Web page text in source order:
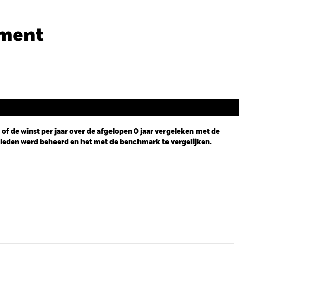
de winst per jaar over de afgelopen 0 jaar vergeleken met de
werd beheerd en het met de benchmark te vergelijken.